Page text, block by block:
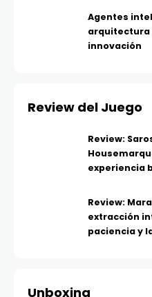
Agentes
arquitectura
innovación
Review del Juego
Review:
experiencia
Review:
extracción
paciencia y
Unboxing